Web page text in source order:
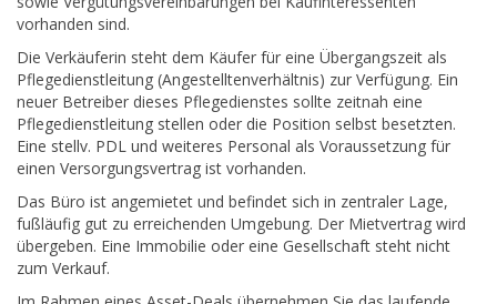
vorhanden sind.
Die Verkäuferin steht dem Käufer für eine Übergangszeit als
Pflegedienstleitung (Angestelltenverhältnis) zur Verfügung. Ein
neuer Betreiber dieses Pflegedienstes sollte zeitnah eine
Pflegedienstleitung stellen oder die Position selbst besetzten.
Eine stellv. PDL und weiteres Personal als Voraussetzung für
einen Versorgungsvertrag ist vorhanden.
Das Büro ist angemietet und befindet sich in zentraler Lage,
fußläufig gut zu erreichenden Umgebung. Der Mietvertrag wird
übergeben. Eine Immobilie oder eine Gesellschaft steht nicht
zum Verkauf.